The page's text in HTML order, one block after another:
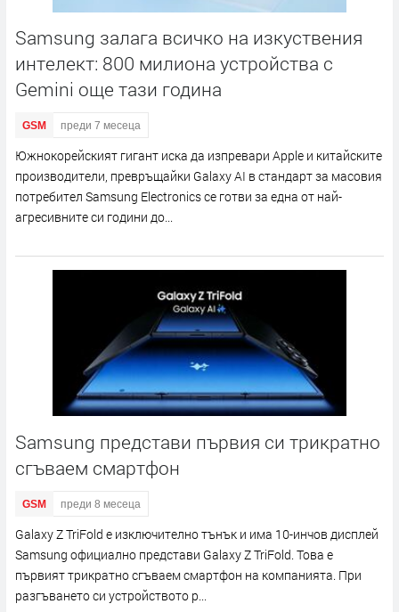
Samsung залага всичко на изкуствения
интелект: 800 милиона устройства с
Gemini още тази година
GSM преди 7 месеца
Южнокорейският гигант иска да изпревари Apple и китайските
производители, превръщайки Galaxy AI в стандарт за масовия
потребител Samsung Electronics се готви за една от най-
агресивните си години до...
Samsung представи първия си трикратно
сгъваем смартфон
GSM преди 8 месеца
Galaxy Z TriFold е изключително тънък и има 10-инчов дисплей
Samsung официално представи Galaxy Z TriFold. Това е
първият трикратно сгъваем смартфон на компанията. При
разгъването си устройството р...